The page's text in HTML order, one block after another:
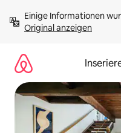
Inhalten
springenOriginal anzeigen